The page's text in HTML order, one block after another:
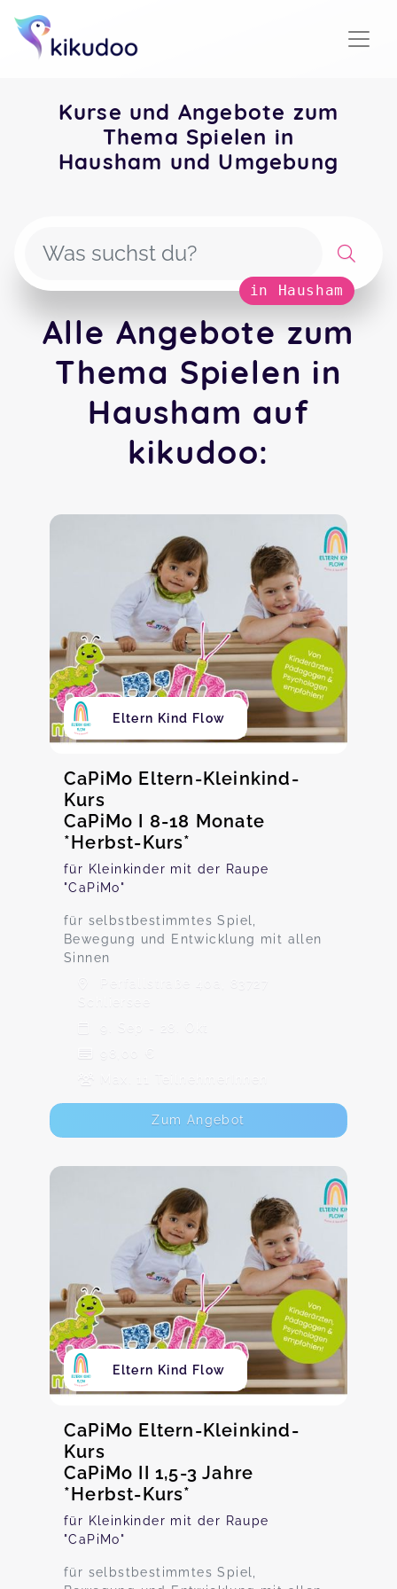
Kurse und Angebote zum
Thema Spielen in
Hausham und Umgebung
in Hausham
Alle Angebote zum
Thema Spielen in
Hausham auf
kikudoo:
Eltern Kind Flow
CaPiMo Eltern-Kleinkind-
Kurs
CaPiMo I 8-18 Monate
*Herbst-Kurs*
für Kleinkinder mit der Raupe
"CaPiMo"
für selbstbestimmtes Spiel,
Bewegung und Entwicklung mit allen
Sinnen
Perfallstraße 40a, 83727
Schliersee
9. Sep - 28. Okt
98,00 €
Max. 11 TeilnehmerInnen
Zum Angebot
Eltern Kind Flow
CaPiMo Eltern-Kleinkind-
Kurs
CaPiMo II 1,5-3 Jahre
*Herbst-Kurs*
für Kleinkinder mit der Raupe
"CaPiMo"
für selbstbestimmtes Spiel,